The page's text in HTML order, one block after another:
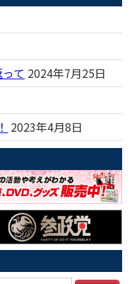
て 2024年7月25日
2023年4月8日